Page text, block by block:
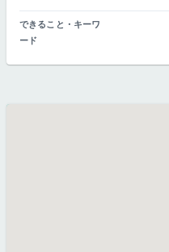
できること・キーワ
ード